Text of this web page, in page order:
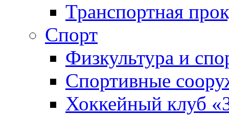
Транспортная
Спорт
Физкультура и
Спортивные
Хоккейный клуб